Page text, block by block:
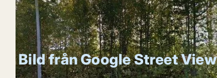
Bild från Google Street View